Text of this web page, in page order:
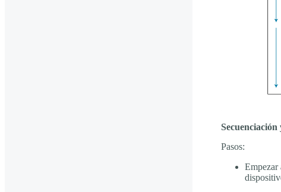
Secuenciación
Pasos:
Empezar